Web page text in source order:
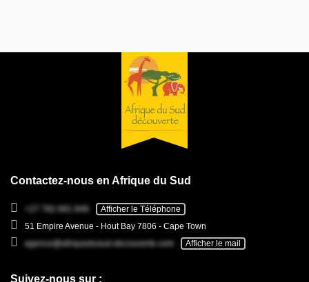
Contactez-nous en Afrique du Sud
+27 782 681 846
Afficher le Téléphone
51 Empire Avenue - Hout Bay 7806 - Cape Town
agence@afriquedusud-decouverte.com
Afficher le mail
Suivez-nous sur :